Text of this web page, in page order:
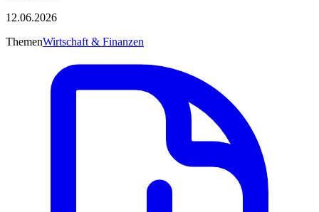
12.06.2026
ThemenWirtschaft & Finanzen